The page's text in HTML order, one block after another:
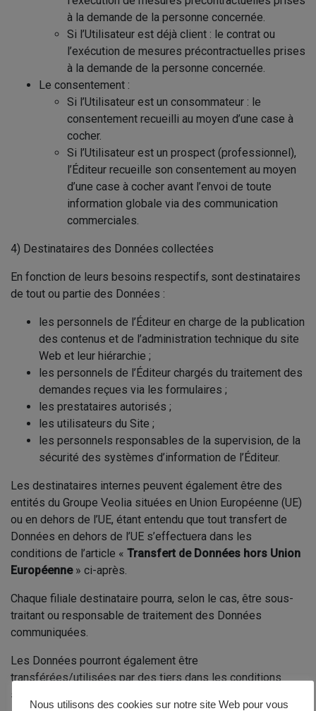
à la demande de la personne concernée.
Si l’Utilisateur est déjà client : le contrat ou
l’exécution de mesures précontractuelles prises
à la demande de la personne concernée.
Le consentement :
Si l’Utilisateur est un consommateur : le
consentement recueilli au moyen d’une case à
cocher.
Si l’Utilisateur est un prospect (professionnel),
l’Éditeur recueille son consentement au moyen
d’une case à cocher avant l’envoi de toute
information globale via des communication
commerciales.
4) Destinataires des Données collectées
En fonction de leurs besoins respectifs, sont destinataires
de tout ou partie des Données :
les personnels de l’Éditeur en charge de la publication
des contenus et de l’administration technique du site
Web et leur hiérarchie ;
les personnels de l’Éditeur chargés du traitement des
demandes reçues via les formulaires ;
les prestataires autorisés ;
les utilisateurs du Site ;
les personnels responsables de la supervision, de la
sécurité des systèmes d’information de l’Éditeur.
Les destinataires internes peuvent également être des
entités du Groupe Veolia situées en Union Européenne (UE)
ou en dehors de l’UE, étant entendu que tout transfert de
Données en dehors de l’UE s’effectuera dans les
conditions de l’article « Transfert de Données hors Union
Européenne» ci-après.
Chaque filiale destinataire pourra, selon le cas, être sous-
traitant ou responsable de traitement des Données
communiquées.
Les Données pourront également être
transférées/utilisées par des tiers dans les conditions
suivantes :
Nous utilisons des cookies sur notre site Web pour vous